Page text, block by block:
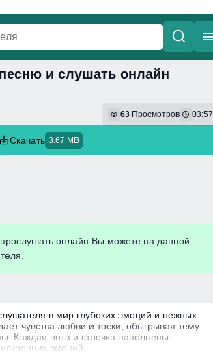
и слушать онлайн
63 Просмотров 03:57
Скачать 3.67 MB
онлайн Вы можете на данной
в мир глубоких эмоций и нежных
чувства любви и тоски, обыгрывая тему
Каждая нота и строчка наполнены
эмоций.